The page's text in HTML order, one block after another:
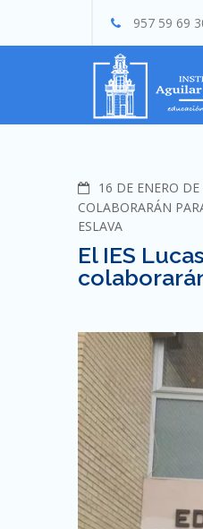
content
957 59 69
16 DE ENERO
COLABORARÁN
ESLAVA
El IES